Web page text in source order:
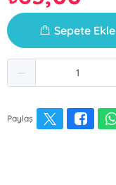
Sepete Ekle
Paylaş